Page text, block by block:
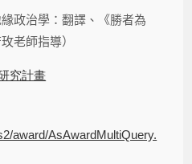
政治學：翻譯、《勝者為
老師指導）
究計畫
award/AsAwardMultiQuery.